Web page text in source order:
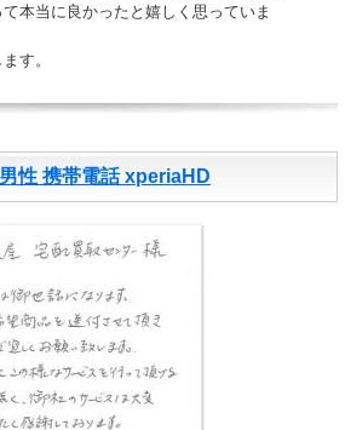
本当に良かったと嬉しく思っていま
す。
性 携帯電話 xperiaHD